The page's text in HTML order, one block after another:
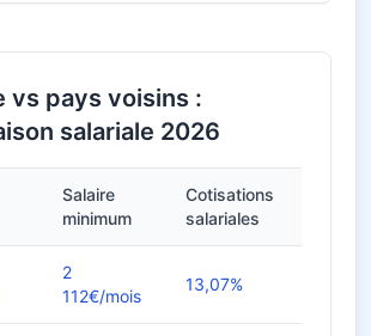
vs pays voisins :
salariale 2026
Salaire
minimum
Cotisations
salariales
2
112€/mois
13,07%